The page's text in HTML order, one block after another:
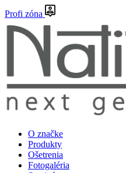
Profi zóna
O značke
Produkty
Ošetrenia
Fotogaléria